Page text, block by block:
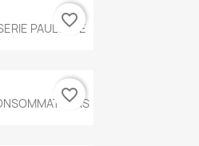
rapidePAUL KLEE
favorite_border
rapide favorite_border